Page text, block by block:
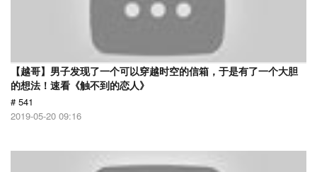
【越哥】男子发现了一个可以穿越时空的信箱，于是有了一个大胆
的想法！速看《触不到的恋人》
# 541
2019-05-20 09:16